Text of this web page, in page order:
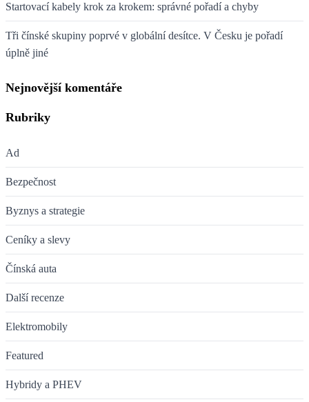
Startovací kabely krok za krokem: správné pořadí a chyby
Tři čínské skupiny poprvé v globální desítce. V Česku je pořadí
úplně jiné
Nejnovější komentáře
Rubriky
Ad
Bezpečnost
Byznys a strategie
Ceníky a slevy
Čínská auta
Další recenze
Elektromobily
Featured
Hybridy a PHEV